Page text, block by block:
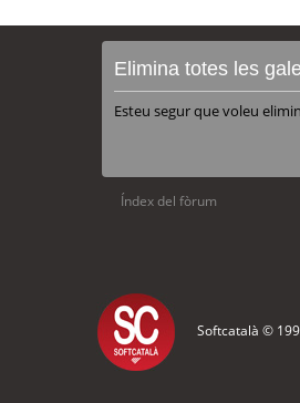
Elimina totes les
Esteu segur que voleu
Índex del fòrum
Softcatalà ©